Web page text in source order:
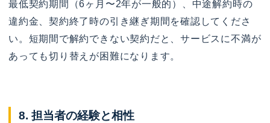
最低契約期間（6ヶ月〜2年が一般的）、中途解約時の
違約金、契約終了時の引き継ぎ期間を確認してくださ
い。短期間で解約できない契約だと、サービスに不満が
あっても切り替えが困難になります。
8. 担当者の経験と相性